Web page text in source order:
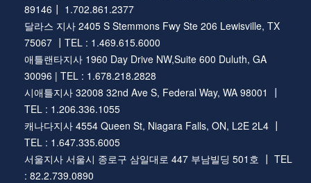
89146┃ 1.702.861.2377
달라스 지사 2405 S Stemmons Fwy Ste 206 Lewisville, TX
75067 ┃TEL : 1.469.615.6000
애틀랜타지사 1960 Day Drive NW,Suite 600 Duluth, GA
30096 | TEL : 1.678.218.2828
시애틀지사 32008 32nd Ave S, Federal Way, WA 98001 ┃
TEL : 1.206.336.1055
캐나다지사 4554 Queen St, Niagara Falls, ON, L2E 2L4 ┃
TEL : 1.647.335.6005
서울지사 서울시 종로구 삼일대로 447 부남빌딩 501호 ┃ TEL
: 82.2.739.0890